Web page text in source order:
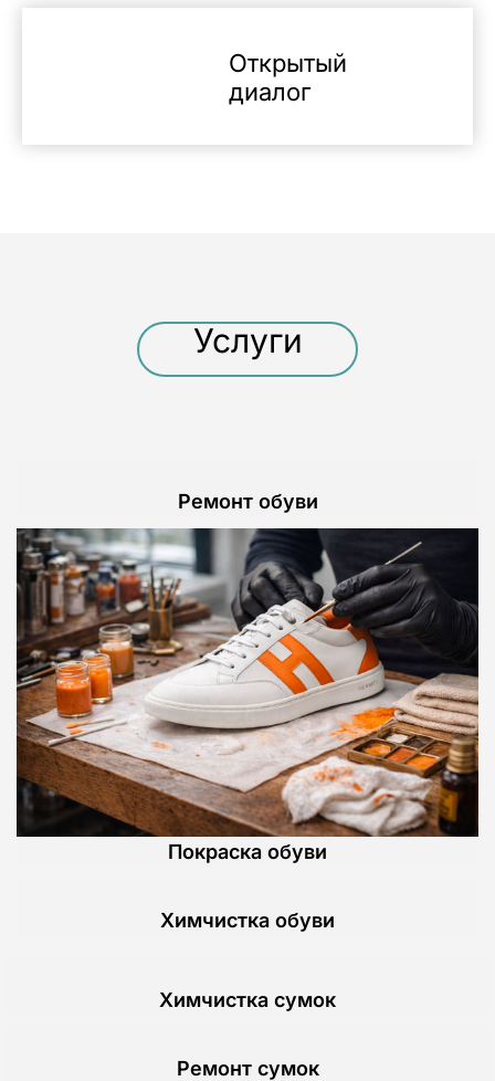
Открытый
диалог
Услуги
Ремонт обуви
Покраска обуви
Химчистка обуви
Химчистка сумок
Ремонт сумок